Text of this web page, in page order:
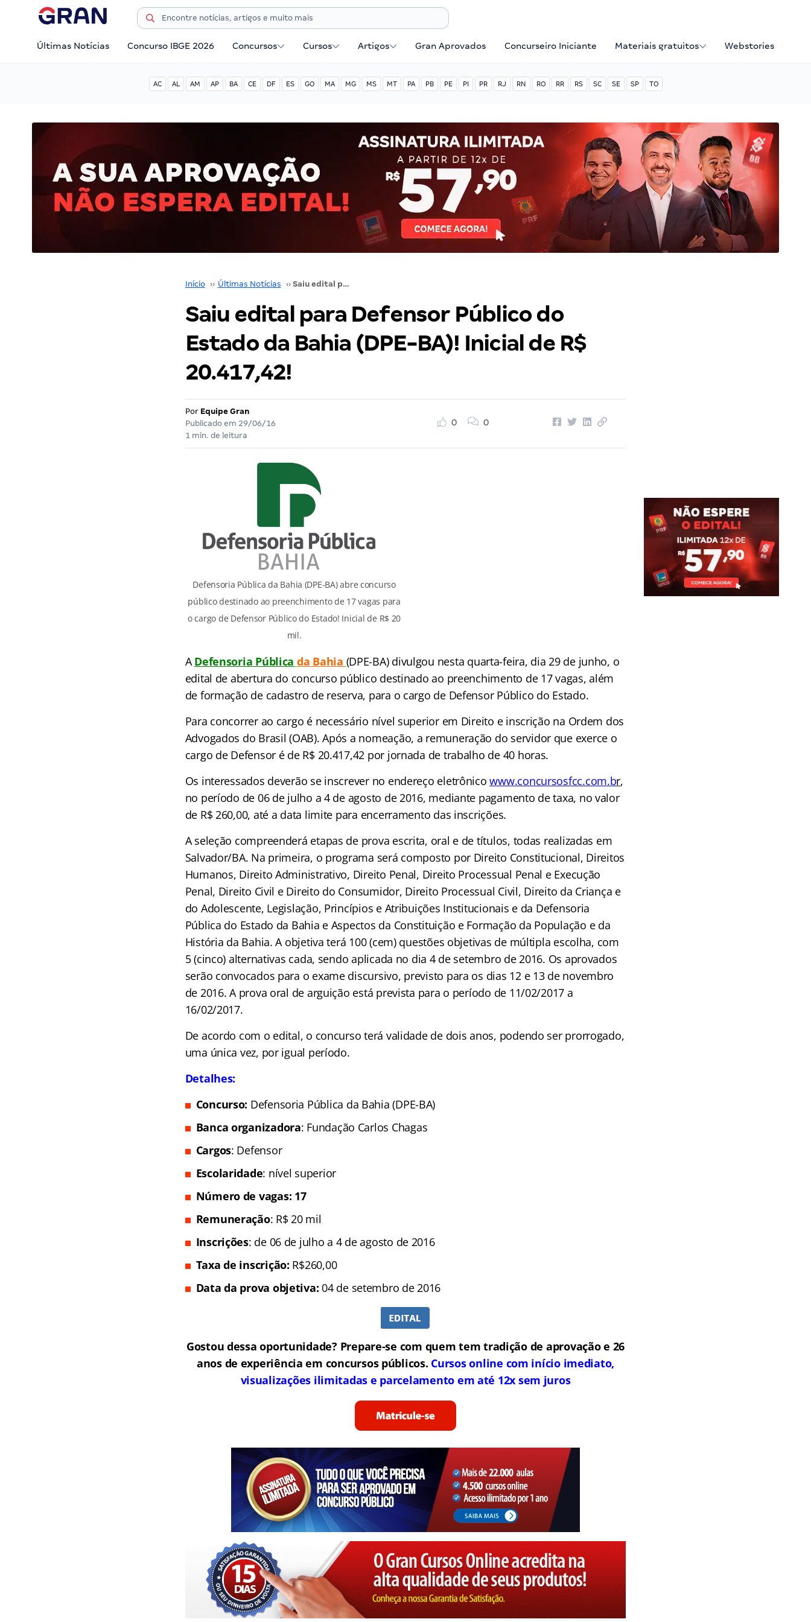
Últimas Notícias Concurso IBGE 2026 Concursos Cursos Artigos Gran Aprovados Concurseiro Iniciante Materiais gratuitos Webstories
AC AL AM AP BA CE DF ES GO MA MG MS MT PA PB PE PI PR RJ RN RO RR RS SC SE SP TO
Início ›› Últimas Notícias ›› Saiu edital para Defensor Público do Estado da Bahia (DPE-BA)! Inicial de R$ 20.417,42!
Saiu edital para Defensor Público do
Estado da Bahia (DPE-BA)! Inicial de R$
20.417,42!
Por Equipe Gran
Publicado em 29/06/16
1 min. de leitura
0 0
Defensoria Pública da Bahia (DPE-BA) abre concurso
público destinado ao preenchimento de 17 vagas para
o cargo de Defensor Público do Estado! Inicial de R$ 20
mil.
A Defensoria Pública da Bahia (DPE-BA) divulgou nesta quarta-feira, dia 29 de junho, o
edital de abertura do concurso público destinado ao preenchimento de 17 vagas, além
de formação de cadastro de reserva, para o cargo de Defensor Público do Estado.
Para concorrer ao cargo é necessário nível superior em Direito e inscrição na Ordem dos
Advogados do Brasil (OAB). Após a nomeação, a remuneração do servidor que exerce o
cargo de Defensor é de R$ 20.417,42 por jornada de trabalho de 40 horas.
Os interessados deverão se inscrever no endereço eletrônicowww.concursosfcc.com.br,
no período de 06 de julho a 4 de agosto de 2016, mediante pagamento de taxa, no valor
de R$ 260,00, até a data limite para encerramento das inscrições.
A seleção compreenderá etapas de prova escrita, oral e de títulos, todas realizadas em
Salvador/BA. Na primeira, o programa será composto por Direito Constitucional, Direitos
Humanos, Direito Administrativo, Direito Penal, Direito Processual Penal e Execução
Penal, Direito Civil e Direito do Consumidor, Direito Processual Civil, Direito da Criança e
do Adolescente, Legislação, Princípios e Atribuições Institucionais e da Defensoria
Pública do Estado da Bahia e Aspectos da Constituição e Formação da População e da
História da Bahia. A objetiva terá 100 (cem) questões objetivas de múltipla escolha, com
5 (cinco) alternativas cada, sendo aplicada no dia 4 de setembro de 2016. Os aprovados
serão convocados para o exame discursivo, previsto para os dias 12 e 13 de novembro
de 2016. A prova oral de arguição está prevista para o período de 11/02/2017 a
16/02/2017.
De acordo com o edital, o concurso terá validade de dois anos, podendo ser prorrogado,
uma única vez, por igual período.
Detalhes:
Concurso: Defensoria Pública da Bahia (DPE-BA)
Banca organizadora: Fundação Carlos Chagas
Cargos: Defensor
Escolaridade: nível superior
Número de vagas: 17
Remuneração: R$ 20 mil
Inscrições: de 06 de julho a 4 de agosto de 2016
Taxa de inscrição: R$260,00
Data da prova objetiva: 04 de setembro de 2016
Gostou dessa oportunidade? Prepare-se com quem tem tradição de aprovação e 26
anos de experiência em concursos públicos. Cursos online com início imediato,
visualizações ilimitadas e parcelamento em até 12x sem juros